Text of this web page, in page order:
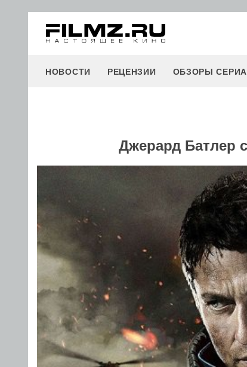
НОВОСТИ РЕЦЕНЗИИ ОБЗОРЫ
Джерард Батлер